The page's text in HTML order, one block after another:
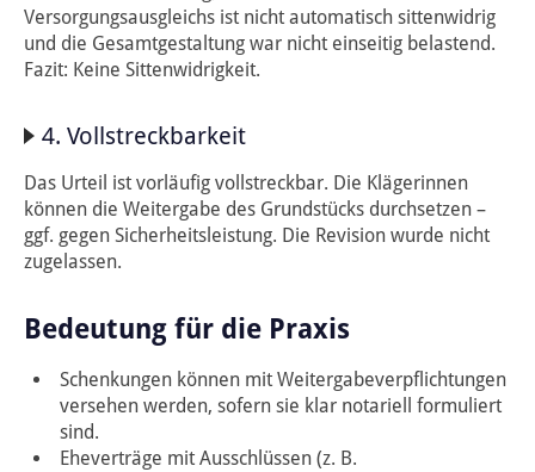
Versorgungsausgleichs ist nicht automatisch sittenwidrig
und die Gesamtgestaltung war nicht einseitig belastend.
Fazit: Keine Sittenwidrigkeit.
4. Vollstreckbarkeit
Das Urteil ist vorläufig vollstreckbar. Die Klägerinnen
können die Weitergabe des Grundstücks durchsetzen –
ggf. gegen Sicherheitsleistung. Die Revision wurde nicht
zugelassen.
Bedeutung für die Praxis
Schenkungen können mit Weitergabeverpflichtungen
versehen werden, sofern sie klar notariell formuliert
sind.
Eheverträge mit Ausschlüssen (z. B.